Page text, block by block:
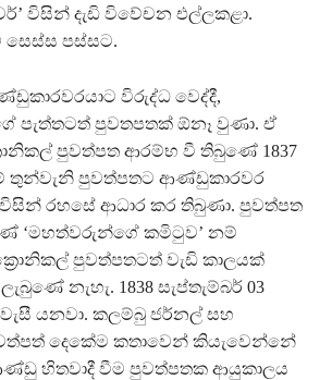
විසින් දැඩි විවේචන එල්ලකළා.
සෙස්ස පස්සට.
විරුද්ධ වෙද්දී,
පැත්තටත් පුවතපතක් ඕනෑ වුණා. ඒ
පුවත්පත ආරම්භ වී තිබුණේ 1837
තුන්වැනි පුවත්පතට ආණ්ඩුකාරවර
රහසේ ආධාර කර තිබුණා. පුවත්පත
‘මහත්වරුන්ගේ කමිටුව’ නම්
පුවත්පතටත් වැඩි කාලයක්
නැහැ. 1838 සැප්තැම්බර් 03
යනවා. කලම්බු ජර්නල් සහ
දෙකේම කතාවෙන් කියැවෙන්නේ
හිතවාදී වීම පුවත්පතක ආයුකාලය